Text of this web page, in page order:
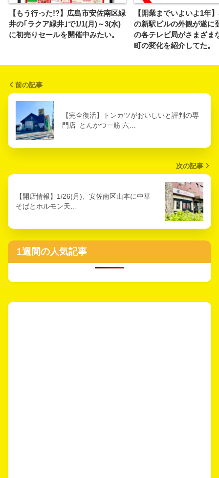
【もう行った!?】広島市安佐南区緑
井の｢ラクア緑井｣で1/1(月)～3(水)
に初売りセールを開催中みたい。
【開業までいよいよ1年
の新駅ビルの外観が遂に
の各テレビ局がさまざま
町の変化を紹介してた。
前の記事
【完全復活】トンカツがおいしいと評判の専
門店｢とんかつ一筋 六…
次の記事
【開店情報】1/26(月)、安佐南区山本に中華
そばとホルモン天…
1週間の人気記事